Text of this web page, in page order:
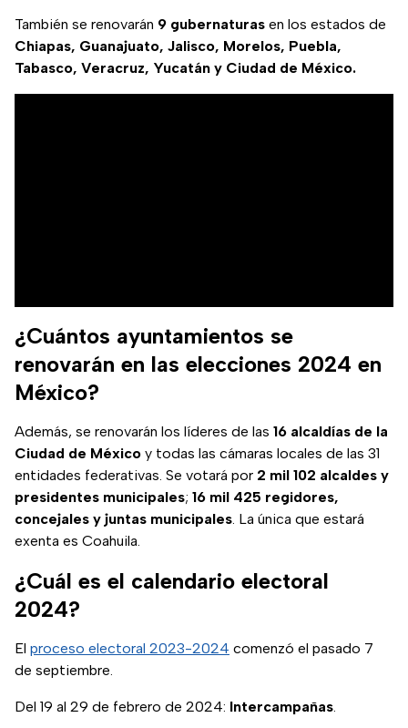
También se renovarán 9 gubernaturas en los estados de
Chiapas, Guanajuato, Jalisco, Morelos, Puebla,
Tabasco, Veracruz, Yucatán y Ciudad de México.
¿Cuántos ayuntamientos se
renovarán en las elecciones 2024 en
México?
Además, se renovarán los líderes de las 16 alcaldías de la
Ciudad de México y todas las cámaras locales de las 31
entidades federativas. Se votará por 2 mil 102 alcaldes y
presidentes municipales; 16 mil 425 regidores,
concejales y juntas municipales. La única que estará
exenta es Coahuila.
¿Cuál es el calendario electoral
2024?
El proceso electoral 2023-2024 comenzó el pasado 7
de septiembre.
Del 19 al 29 de febrero de 2024: Intercampañas.